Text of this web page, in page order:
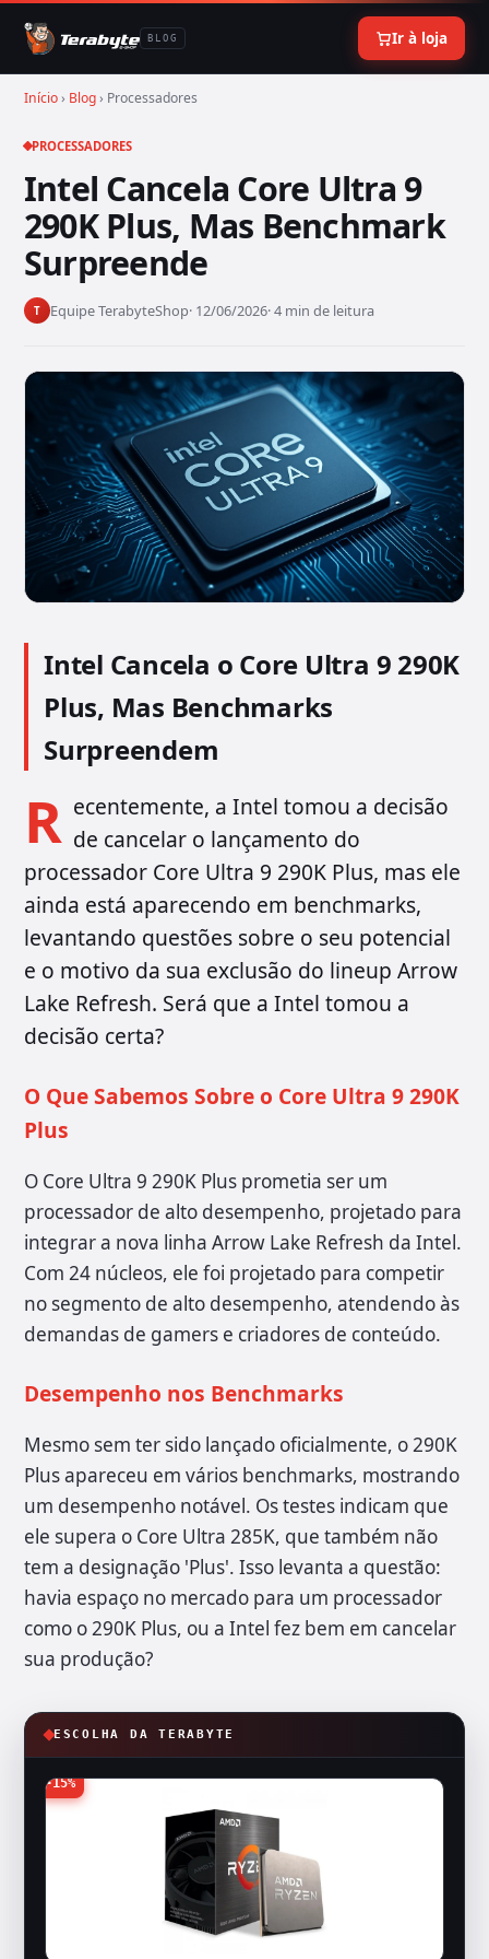
BLOG Ir à loja
Início› Blog› Processadores
PROCESSADORES
Intel Cancela Core Ultra 9
290K Plus, Mas Benchmark
Surpreende
T Equipe TerabyteShop· 12/06/2026· 4 min de leitura
Intel Cancela o Core Ultra 9 290K
Plus, Mas Benchmarks
Surpreendem
R ecentemente, a Intel tomou a decisão
de cancelar o lançamento do
processador Core Ultra 9 290K Plus, mas ele
ainda está aparecendo em benchmarks,
levantando questões sobre o seu potencial
e o motivo da sua exclusão do lineup Arrow
Lake Refresh. Será que a Intel tomou a
decisão certa?
O Que Sabemos Sobre o Core Ultra 9 290K
Plus
O Core Ultra 9 290K Plus prometia ser um
processador de alto desempenho, projetado para
integrar a nova linha Arrow Lake Refresh da Intel.
Com 24 núcleos, ele foi projetado para competir
no segmento de alto desempenho, atendendo às
demandas de gamers e criadores de conteúdo.
Desempenho nos Benchmarks
Mesmo sem ter sido lançado oficialmente, o 290K
Plus apareceu em vários benchmarks, mostrando
um desempenho notável. Os testes indicam que
ele supera o Core Ultra 285K, que também não
tem a designação 'Plus'. Isso levanta a questão:
havia espaço no mercado para um processador
como o 290K Plus, ou a Intel fez bem em cancelar
sua produção?
ESCOLHA DA TERABYTE
-15%